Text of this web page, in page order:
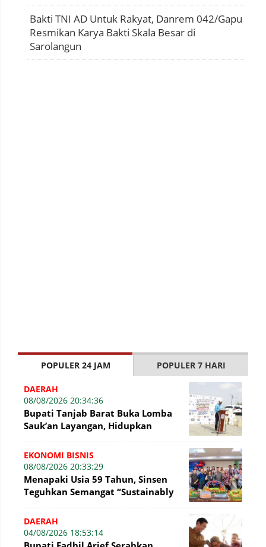
Bakti TNI AD Untuk Rakyat, Danrem 042/Gapu
Resmikan Karya Bakti Skala Besar di
Sarolangun
POPULER 24 JAM POPULER 7 HARI
DAERAH
08/08/2026 20:34:36
Bupati Tanjab Barat Buka Lomba
Sauk’an Layangan, Hidupkan
WFC ?
EKONOMI BISNIS
08/08/2026 20:33:29
Menapaki Usia 59 Tahun, Sinsen
Teguhkan Semangat “Sustainably
DAERAH
04/08/2026 18:53:14